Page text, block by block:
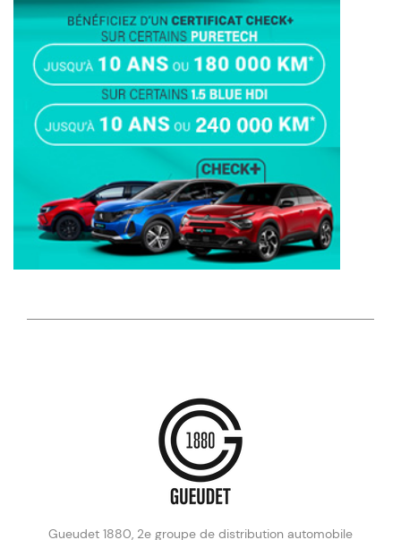
Gueudet 1880, 2e groupe de distribution automobile